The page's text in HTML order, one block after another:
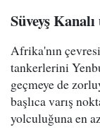
Süveyş
Afrika'nın
tankerlerini
geçmeye de
başlıca varış
yolculuğuna en